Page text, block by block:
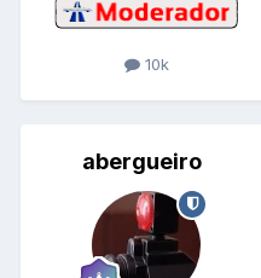
10k
abergueiro